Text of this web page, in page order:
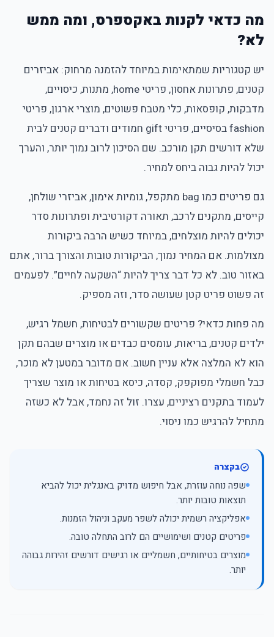
מה כדאי לקנות באקספרס, ומה ממש
לא?
יש קטגוריות שמתאימות במיוחד להזמנה מרחוק: אביזרים
קטנים, פתרונות אחסון, פריטי home, מתנות, כיסויים,
מדבקות, קופסאות, כלי מטבח פשוטים, מוצרי ארגון, פריטי
fashion בסיסיים, פריטי gift חמודים ודברים קטנים לבית
שלא דורשים תקן מורכב. שם הסיכון לרוב נמוך יותר, והערך
יכול להיות גבוה ביחס למחיר.
גם פריטים כמו bag מתקפל, גומיות אימון, אביזרי שולחן,
קייסים, מתקנים לרכב, תאורה דקורטיבית ופתרונות סדר
יכולים להיות מוצלחים, במיוחד כשיש הרבה ביקורות
מצולמות. אם המחיר נמוך, הביקורות טובות והצורך ברור, אתם
באזור טוב. לא כל דבר צריך להיות “השקעה לחיים”. לפעמים
זה פשוט פריט קטן שעושה סדר, וזה מספיק.
מה פחות כדאי? פריטים שקשורים לבטיחות, חשמל רגיש,
ילדים קטנים, בריאות, עומסים כבדים או מוצרים שבהם תקן
הוא לא המלצה אלא עניין חשוב. אם מדובר במטען לא מוכר,
כבל חשמלי מפוקפק, קסדה, כיסא בטיחות או מוצר שצריך
לעמוד בתקנים רציניים, עצרו. זול זה נחמד, אבל לא כשזה
מתחיל להרגיש כמו ניסוי.
בקצרה
שפה נוחה עוזרת, אבל חיפוש מדויק באנגלית יכול להביא
תוצאות טובות יותר.
אפליקציה רשמית יכולה לשפר מעקב וניהול הזמנות.
פריטים קטנים ושימושיים הם לרוב התחלה טובה.
מוצרים בטיחותיים, חשמליים או רגישים דורשים זהירות גבוהה
יותר.